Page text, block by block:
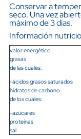
Conservar a
seco. Una vez
máximo de 3 días.
Información
valor energético
grasas
de las cuales:
-ácidos grasos saturados
hidratos de carbono
de los cuales:
-azúcares
proteínas
sal